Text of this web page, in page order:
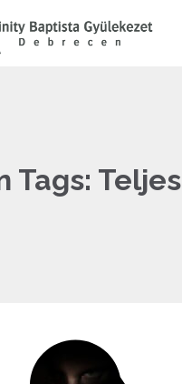
Tags: Teljes